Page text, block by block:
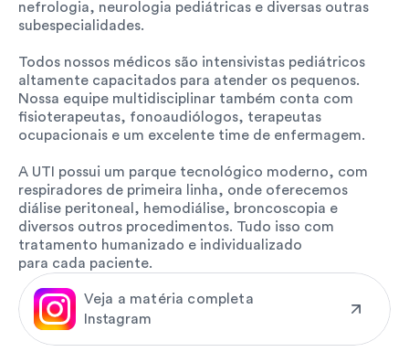
nefrologia, neurologia pediátricas e diversas outras
subespecialidades.
Todos nossos médicos são intensivistas pediátricos
altamente capacitados para atender os pequenos.
Nossa equipe multidisciplinar também conta com
fisioterapeutas, fonoaudiólogos, terapeutas
ocupacionais e um excelente time de enfermagem.
A UTI possui um parque tecnológico moderno, com
respiradores de primeira linha, onde oferecemos
diálise peritoneal, hemodiálise, broncoscopia e
diversos outros procedimentos. Tudo isso com
tratamento humanizado e individualizado
para cada paciente.
Veja a matéria completa
Instagram